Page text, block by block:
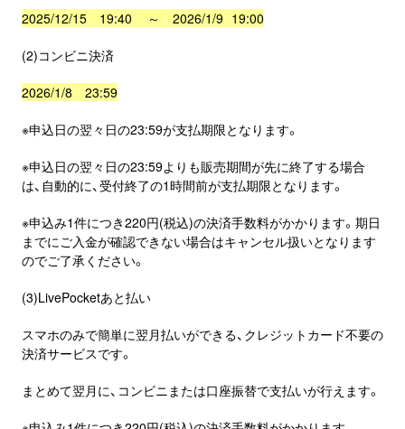
2025/12/15 19:40 ～ 2026/1/9 19:00
(2)コンビニ決済
2026/1/8 23:59
※申込日の翌々日の23:59が支払期限となります。
※申込日の翌々日の23:59よりも販売期間が先に終了する場合
は、自動的に、受付終了の1時間前が支払期限となります。
※申込み1件につき220円(税込)の決済手数料がかかります。期日
までにご入金が確認できない場合はキャンセル扱いとなります
のでご了承ください。
(3)LivePocketあと払い
スマホのみで簡単に翌月払いができる、クレジットカード不要の
決済サービスです。
まとめて翌月に、コンビニまたは口座振替で支払いが行えます。